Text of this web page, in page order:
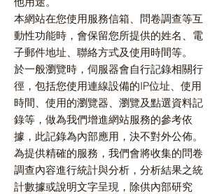
本網站在您使用服務信箱、問卷調查等互
動性功能時，會保留您所提供的姓名、電
子郵件地址、聯絡方式及使用時間等。
於一般瀏覽時，伺服器會自行記錄相關行
徑，包括您使用連線設備的IP位址、使用
時間、使用的瀏覽器、瀏覽及點選資料記
錄等，做為我們增進網站服務的參考依
據，此記錄為內部應用，決不對外公佈。
為提供精確的服務，我們會將收集的問卷
調查內容進行統計與分析，分析結果之統
計數據或說明文字呈現，除供內部研究